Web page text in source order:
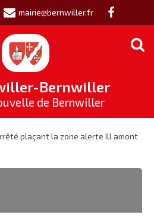
mairie@bernwiller.fr
Bernwiller
de Bernwiller
plaçant la zone alerte Ill amont